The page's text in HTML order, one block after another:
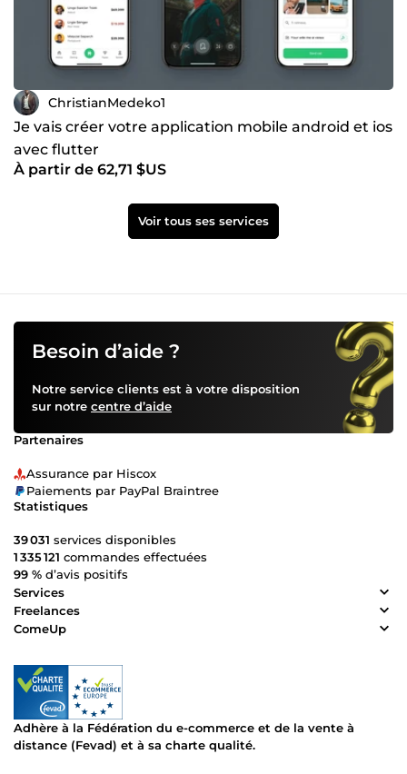
ChristianMedeko1
Je vais créer votre application mobile android et ios
avec flutter
À partir de 62,71 $US
Voir tous ses services
Besoin d’aide ?
Notre service clients est à votre disposition
sur notre centre d’aide
Partenaires
Assurance par Hiscox
Paiements par PayPal Braintree
Statistiques
39 031 services disponibles
1 335 121 commandes effectuées
99 % d’avis positifs
Services
Freelances
ComeUp
Adhère à la Fédération du e-commerce et de la vente à
distance (Fevad) et à sa charte qualité.